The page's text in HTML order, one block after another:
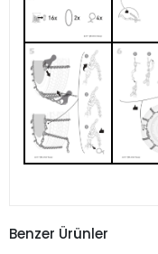
Benzer Ürünler